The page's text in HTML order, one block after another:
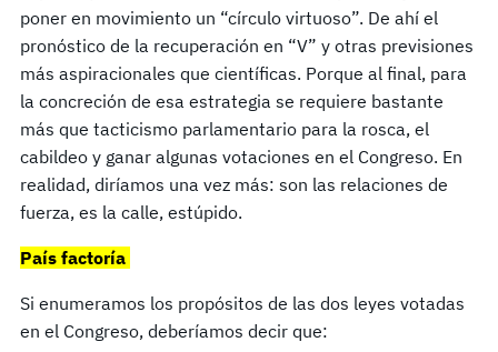
poner en movimiento un “círculo virtuoso”. De ahí el
pronóstico de la recuperación en “V” y otras previsiones
más aspiracionales que científicas. Porque al final, para
la concreción de esa estrategia se requiere bastante
más que tacticismo parlamentario para la rosca, el
cabildeo y ganar algunas votaciones en el Congreso. En
realidad, diríamos una vez más: son las relaciones de
fuerza, es la calle, estúpido.
País factoría
Si enumeramos los propósitos de las dos leyes votadas
en el Congreso, deberíamos decir que: